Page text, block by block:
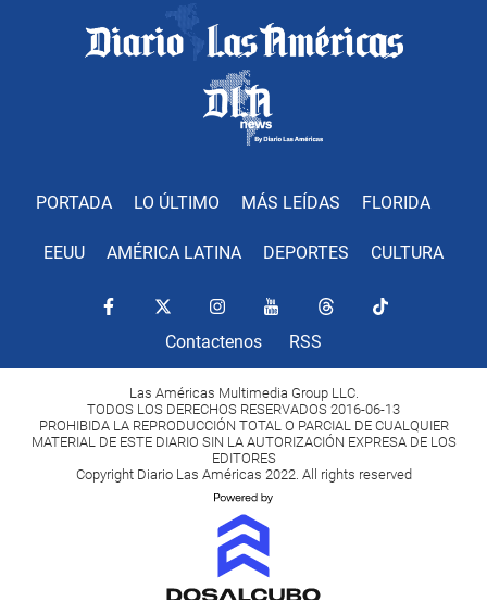
PORTADA LO ÚLTIMO MÁS LEÍDAS FLORIDA
EEUU AMÉRICA LATINA DEPORTES CULTURA
Contactenos RSS
Las Américas Multimedia Group LLC.
TODOS LOS DERECHOS RESERVADOS 2016-06-13
PROHIBIDA LA REPRODUCCIÓN TOTAL O PARCIAL DE CUALQUIER
MATERIAL DE ESTE DIARIO SIN LA AUTORIZACIÓN EXPRESA DE LOS
EDITORES
Copyright Diario Las Américas 2022. All rights reserved